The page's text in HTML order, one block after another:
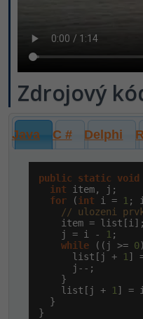
Zdrojový
Java C # Delphi
public static void
int item, j;
for (int i = 1 ;
// ulozeni
    item = list[i];
    j = i -
1 ;
while ((j >= 0
      list[j +
1 ]
      j--;
    }
    list[j +
1 ] =
  }
}